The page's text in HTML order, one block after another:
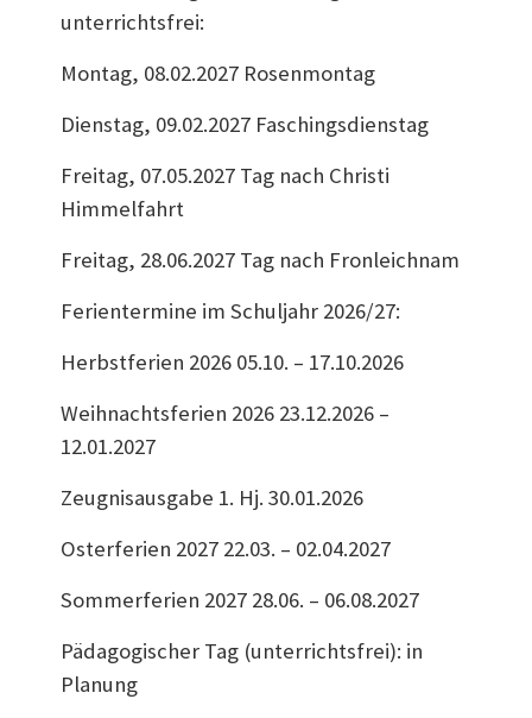
unterrichtsfrei:
Montag, 08.02.2027 Rosenmontag
Dienstag, 09.02.2027 Faschingsdienstag
Freitag, 07.05.2027 Tag nach Christi
Himmelfahrt
Freitag, 28.06.2027 Tag nach Fronleichnam
Ferientermine im Schuljahr 2026/27:
Herbstferien 2026 05.10. – 17.10.2026
Weihnachtsferien 2026 23.12.2026 –
12.01.2027
Zeugnisausgabe 1. Hj. 30.01.2026
Osterferien 2027 22.03. – 02.04.2027
Sommerferien 2027 28.06. – 06.08.2027
Pädagogischer Tag (unterrichtsfrei): in
Planung